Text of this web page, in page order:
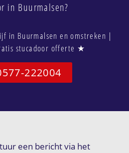
in Buurmalsen?
in Buurmalsen en omstreken |
stucadoor offerte ★
222004
een bericht via het